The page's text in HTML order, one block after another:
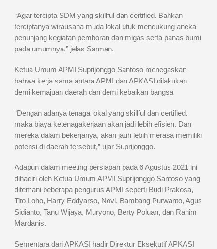
“Agar tercipta SDM yang skillful dan certified. Bahkan
terciptanya wirausaha muda lokal utuk mendukung aneka
penunjang kegiatan pemboran dan migas serta panas bumi
pada umumnya,” jelas Sarman.
Ketua Umum APMI Suprijonggo Santoso menegaskan
bahwa kerja sama antara APMI dan APKASI dilakukan
demi kemajuan daerah dan demi kebaikan bangsa
“Dengan adanya tenaga lokal yang skillful dan certified,
maka biaya ketenagakerjaan akan jadi lebih efisien. Dan
mereka dalam bekerjanya, akan jauh lebih merasa memiliki
potensi di daerah tersebut,” ujar Suprijonggo.
Adapun dalam meeting persiapan pada 6 Agustus 2021 ini
dihadiri oleh Ketua Umum APMI Suprijonggo Santoso yang
ditemani beberapa pengurus APMI seperti Budi Prakosa,
Tito Loho, Harry Eddyarso, Novi, Bambang Purwanto, Agus
Sidianto, Tanu Wijaya, Muryono, Berty Poluan, dan Rahim
Mardanis.
Sementara dari APKASI hadir Direktur Eksekutif APKASI